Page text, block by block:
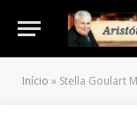
Início » Stella Goulart